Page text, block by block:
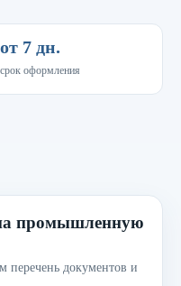
от 7 дн.
срок оформления
промышленную
перечень документов и